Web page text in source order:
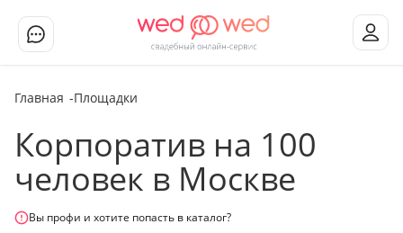
Главная Площадки
Корпоратив на 100
человек в Москве
Вы профи и хотите попасть в каталог?